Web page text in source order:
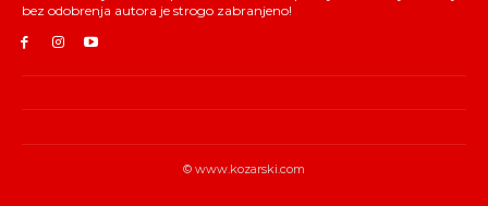
bez odobrenja autora je strogo zabranjeno!
© www.kozarski.com